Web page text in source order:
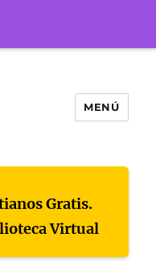
MENÚ
Gratis.
Virtual